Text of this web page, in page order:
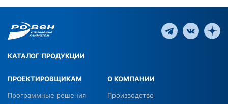
КАТАЛОГ ПРОДУКЦИИ
ПРОЕКТИРОВЩИКАМ
Программные решения
О КОМПАНИИ
Производство